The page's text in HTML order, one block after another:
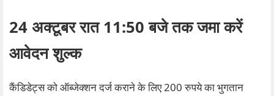
24 अक्टूबर रात 11:50 बजे तक जमा करें
आवेदन शुल्क
कैंडिडेट्स को ऑब्जेक्शन दर्ज कराने के लिए 200 रुपये का भुगतान